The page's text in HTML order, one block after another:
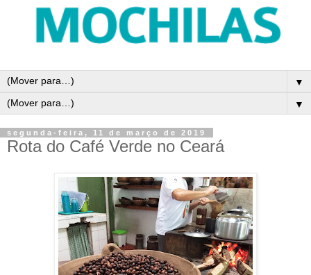
▼
▼
segunda-feira, 11 de março de 2019
Rota do Café Verde no Ceará